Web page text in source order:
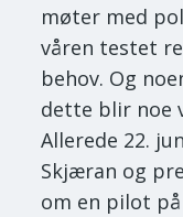
møter med
våren testet
behov. Og
dette blir noe
Allerede 22.
Skjæran og
om en pilot